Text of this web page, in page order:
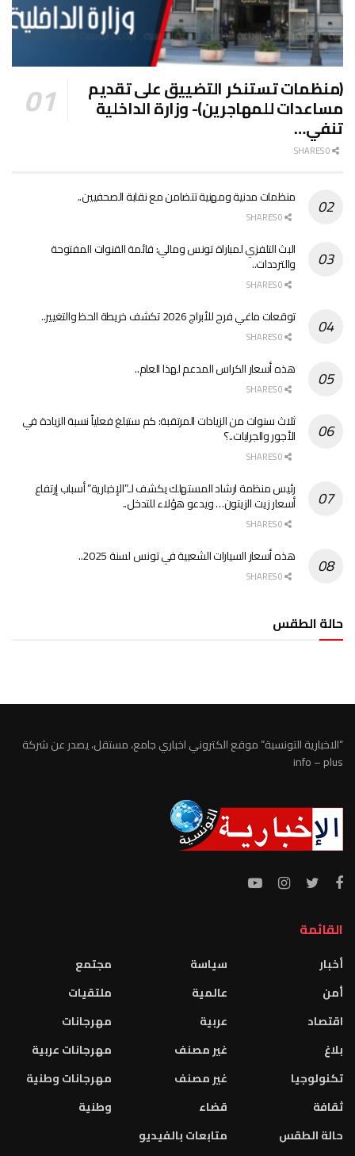
(منظمات تستنكر التضييق على تقديم
مساعدات للمهاجرين)- وزارة الداخلية
تنفي…
منظمات مدنية ومهنية تتضامن مع نقابة الصحفيين..
البث التلفزي لمباراة تونس ومالي: قائمة القنوات المفتوحة
والترددات..
توقعات ماغي فرح للأبراج 2026 تكشف خريطة الحظ والتغيير..
هذه أسعار الكراس المدعم لهذا العام..
ثلاث سنوات من الزيادات المرتقبة: كم ستبلغ فعلياً نسبة الزيادة في
الأجور والجرايات..؟
رئيس منظمة ارشاد المستهلك يكشف لـ”الإخبارية” أسباب إرتفاع
أسعار زيت الزيتون… ويدعو هؤلاء للتدخل..
هذه أسعار السيارات الشعبية في تونس لسنة 2025..
حالة الطقس
“الاخبارية التونسية” موقع الكتروني اخباري جامع، مستقل، يصدر عن شركة
info – plus
القائمة
أخبار
أمن
اقتصاد
بلاغ
تكنولوجيا
ثقافة
حالة الطقس
سياسة
عالمية
عربية
غير مصنف
غير مصنف
قضاء
متابعات بالفيديو
مجتمع
ملتقيات
مهرجانات
مهرجانات عربية
مهرجانات وطنية
وطنية